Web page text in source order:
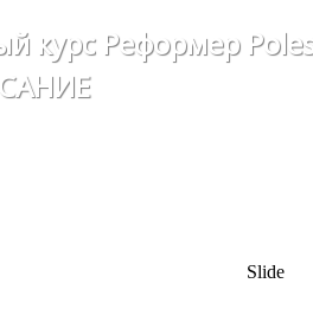
курс Реформер
Slide